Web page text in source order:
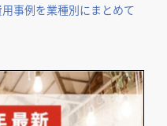
事例を業種別にまとめて